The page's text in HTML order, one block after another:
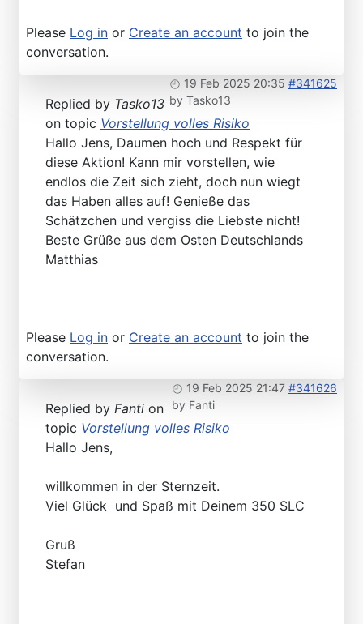
Please Log in or Create an account to join the
conversation.
19 Feb 2025 20:35 #341625
by Tasko13
Replied by Tasko13
on topic Vorstellung volles Risiko
Hallo Jens, Daumen hoch und Respekt für
diese Aktion! Kann mir vorstellen, wie
endlos die Zeit sich zieht, doch nun wiegt
das Haben alles auf! Genieße das
Schätzchen und vergiss die Liebste nicht!
Beste Grüße aus dem Osten Deutschlands
Matthias
Please Log in or Create an account to join the
conversation.
19 Feb 2025 21:47 #341626
by Fanti
Replied by Fanti on
topic Vorstellung volles Risiko
Hallo Jens,
willkommen in der Sternzeit.
Viel Glück und Spaß mit Deinem 350 SLC
Gruß
Stefan